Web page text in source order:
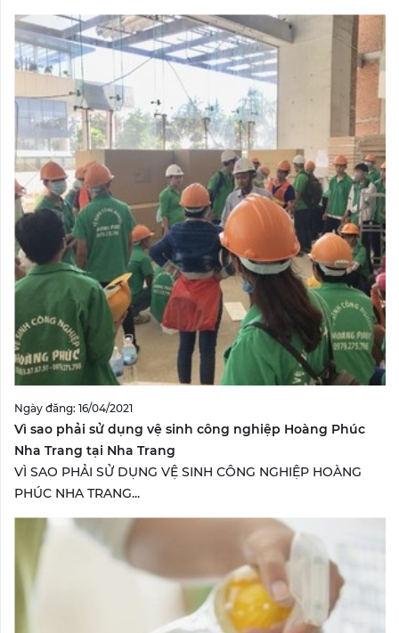
Ngày đăng: 16/04/2021
Vì sao phải sử dụng vệ sinh công nghiệp Hoàng Phúc
Nha Trang tại Nha Trang
VÌ SAO PHẢI SỬ DỤNG VỆ SINH CÔNG NGHIỆP HOÀNG
PHÚC NHA TRANG...